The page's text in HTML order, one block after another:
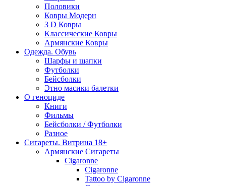
Половики
Ковры Модерн
3 D Ковры
Классические Ковры
Армянские Ковры
Одежда. Обувь
Шарфы и шапки
Футболки
Бейсболки
Этно масики балетки
О геноциде
Книги
Фильмы
Бейсболки / Футболки
Разное
Сигареты. Витрина 18+
Армянские Сигареты
Cigaronne
Cigaronne
Tattoo by Cigaronne